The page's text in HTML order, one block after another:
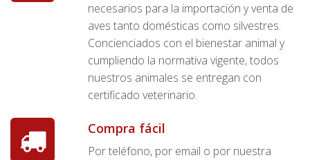
necesarios para la importación y venta de
aves tanto domésticas como silvestres.
Concienciados con el bienestar animal y
cumpliendo la normativa vigente, todos
nuestros animales se entregan con
certificado veterinario.
Compra fácil
Por teléfono, por email o por nuestra